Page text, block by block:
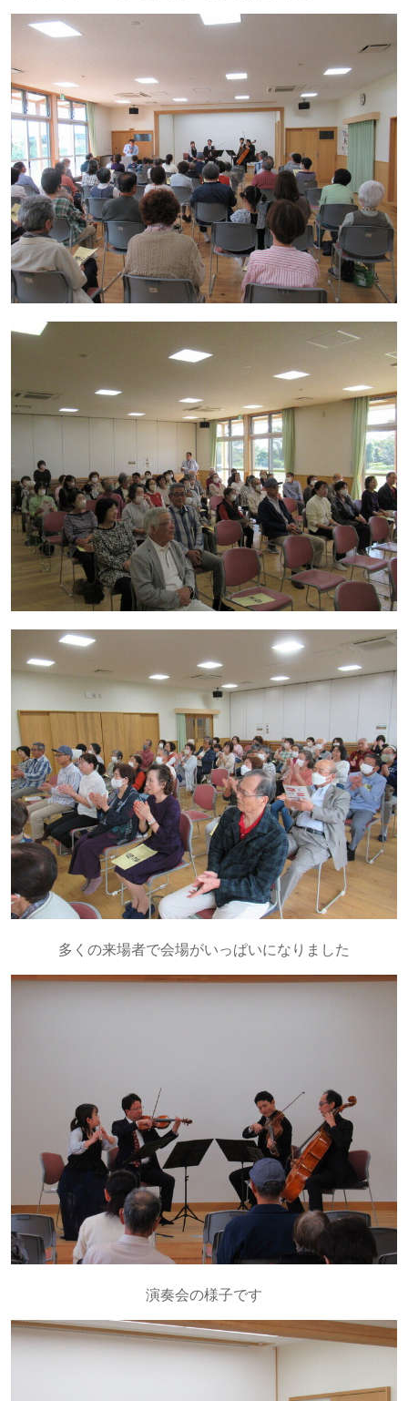
多くの来場者で会場がいっぱいになりました
演奏会の様子です